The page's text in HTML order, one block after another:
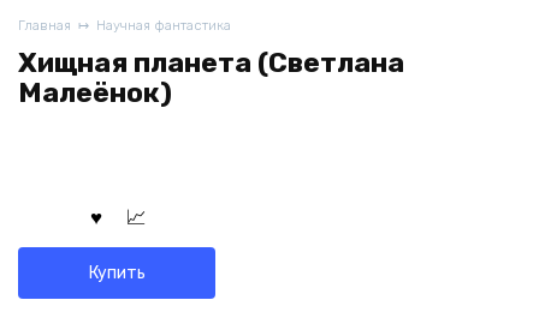
Главная Научная фантастика
Хищная планета (Светлана
Малеёнок)
Купить